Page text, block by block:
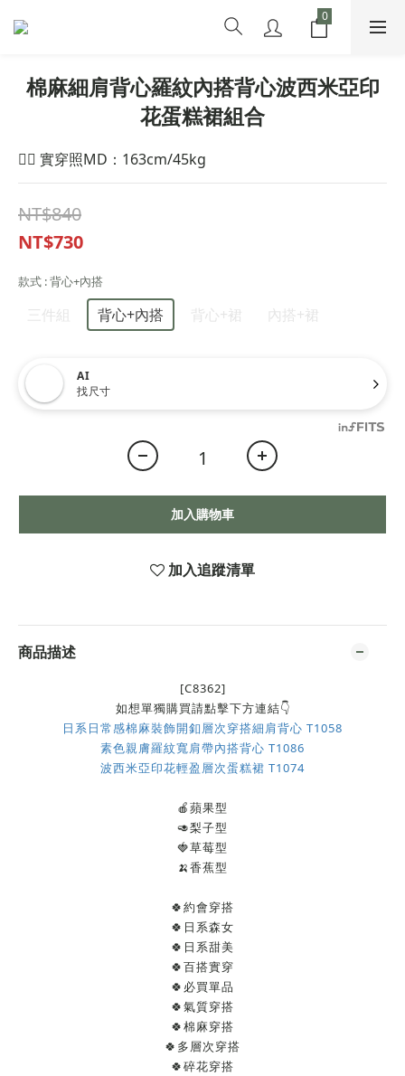
棉麻細肩背心羅紋內搭背心波西米亞印
花蛋糕裙組合
🙋‍♀️ 實穿照MD：163cm/45kg
NT$840
NT$730
款式 : 背心+內搭
三件組 背心+內搭 背心+裙 內搭+裙
AI
找尺寸
加入購物車
加入追蹤清單
商品描述
[C8362]
如想單獨購買請點擊下方連結👇
日系日常感棉麻裝飾開釦層次穿搭細肩背心 T1058
素色親膚羅紋寬肩帶內搭背心 T1086
波西米亞印花輕盈層次蛋糕裙 T1074
🍎蘋果型
🥑梨子型
🍓草莓型
🍌香蕉型
🍀約會穿搭
🍀日系森女
🍀日系甜美
🍀百搭實穿
🍀必買單品
🍀氣質穿搭
🍀棉麻穿搭
🍀多層次穿搭
🍀碎花穿搭